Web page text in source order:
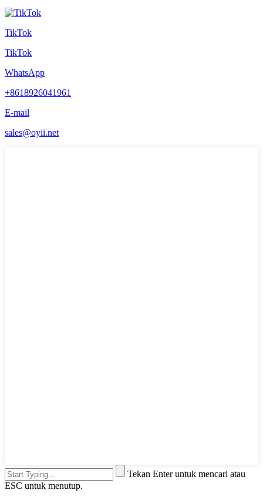
TikTok
TikTok
WhatsApp
+8618926041961
E-mail
sales@oyii.net
Tekan Enter untuk mencari atau
ESC untuk menutup.